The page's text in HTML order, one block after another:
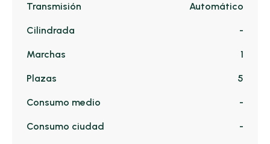
Transmisión Automático
Cilindrada -
Marchas 1
Plazas 5
Consumo medio -
Consumo ciudad -